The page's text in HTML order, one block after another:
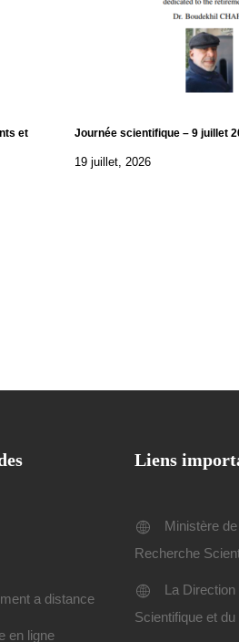
et
Journée scientifique – 9 juillet
19 juillet, 2026
a distance
en ligne
Liens
Ministère
Recherche
La
Scientifique et